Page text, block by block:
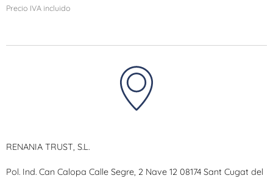
Precio IVA incluido
RENANIA TRUST, S.L.
Pol. Ind. Can Calopa Calle Segre, 2 Nave 12 08174 Sant Cugat del